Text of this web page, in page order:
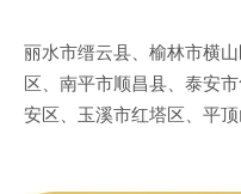
丽水市缙云县、榆林市横
区、南平市顺昌县、泰安
安区、玉溪市红塔区、平